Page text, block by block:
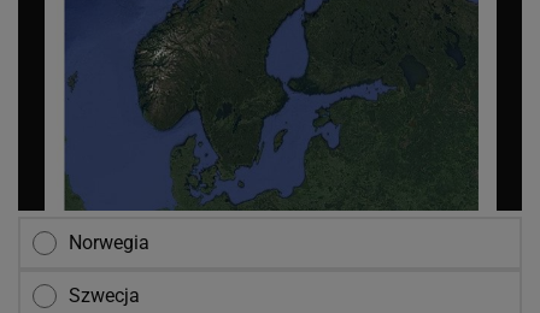
Norwegia
Szwecja